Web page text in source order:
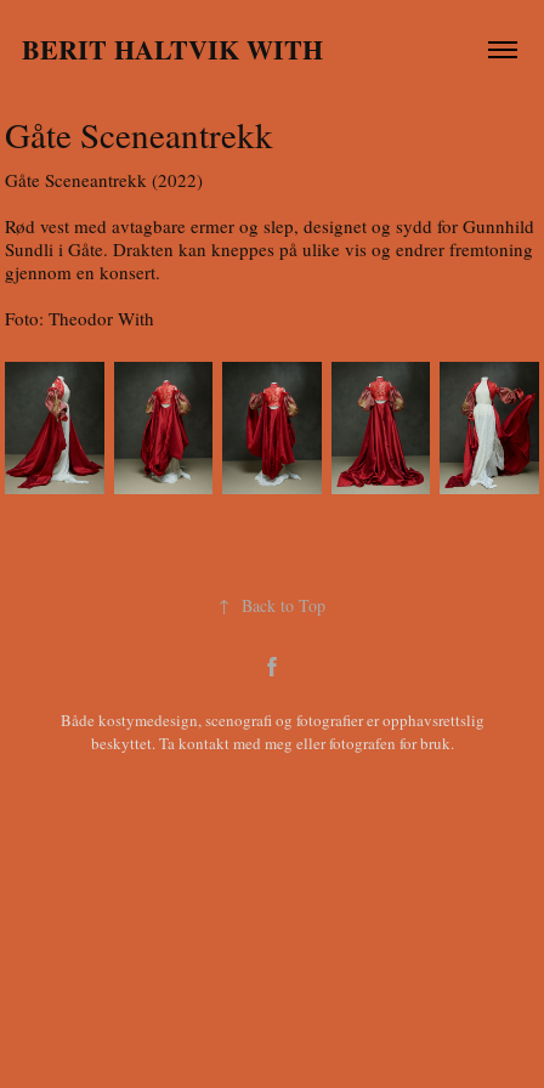
BERIT HALTVIK WITH
Gåte Sceneantrekk
Gåte Sceneantrekk (2022)
Rød vest med avtagbare ermer og slep, designet og sydd for Gunnhild
Sundli i Gåte. Drakten kan kneppes på ulike vis og endrer fremtoning
gjennom en konsert.
Foto: Theodor With
↑ Back to Top
Både kostymedesign, scenografi og fotografier er opphavsrettslig
beskyttet. Ta kontakt med meg eller fotografen for bruk.